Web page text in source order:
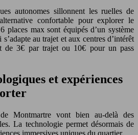
autonomes sillonnent les ruelles de
confortable pour explorer le
places max sont équipés d’un système
au trajet et aux centres d’intérêt
de 3€ par trajet ou 10€ pour un pass
et expériences
Montmartre vont bien au-delà des
La technologie permet désormais de
immersives uniques du quartier.